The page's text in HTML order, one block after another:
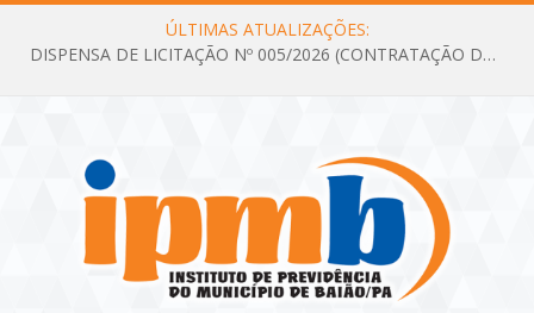
ÚLTIMAS ATUALIZAÇÕES:
DISPENSA DE LICITAÇÃO Nº 005/2026 (CONTRATAÇÃO DE SERVIÇOS TÉCNICOS DE CONSULTORIA E ASSESSORIA EM LICITAÇÃO COM ANÁLISE E ACOMPANHAMENTO DE PROCESSOS LICITATÓRIOS PARA ATENDER AS NECESSIDADES DO INSTITUTO DE PREVIDÊNCIA DO MUNICÍPIO DE BAIÃO – IPMB)